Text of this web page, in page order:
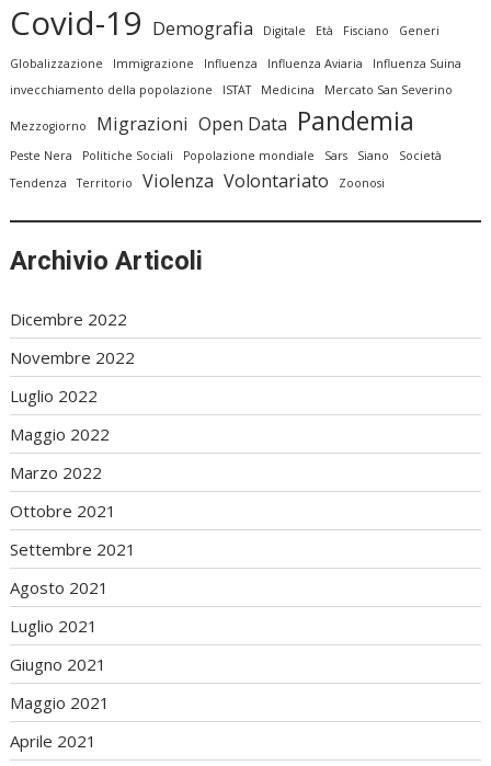
Covid-19 Demografia Digitale Età Fisciano Generi
Globalizzazione Immigrazione Influenza Influenza Aviaria
Influenza Suina
invecchiamento della popolazione
ISTAT Medicina Mercato San Severino
Mezzogiorno Migrazioni Open Data Pandemia
Peste Nera Politiche Sociali Popolazione mondiale Sars Siano
Società
Tendenza
Territorio Violenza Volontariato Zoonosi
Archivio Articoli
Dicembre 2022
Novembre 2022
Luglio 2022
Maggio 2022
Marzo 2022
Ottobre 2021
Settembre 2021
Agosto 2021
Luglio 2021
Giugno 2021
Maggio 2021
Aprile 2021